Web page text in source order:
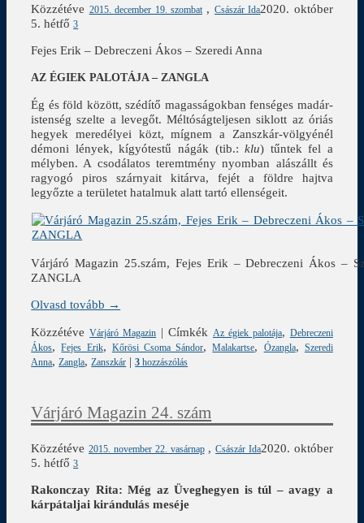
Közzétéve 2015. december 19. szombat , Császár Ida2020. október
5. hétfő 3
Fejes Erik – Debreczeni Ákos – Szeredi Anna
AZ ÉGIEK PALOTÁJA – ZANGLA
Ég és föld között, szédítő magasságokban fenséges madár-
istenség szelte a levegőt. Méltóságteljesen siklott az óriás
hegyek meredélyei közt, mígnem a Zanszkár-völgyénél
démoni lények, kígyótestű nágák (tib.:klu) tűntek fel a
mélyben. A csodálatos teremtmény nyomban alászállt és
ragyogó piros szárnyait kitárva, fejét a földre hajtva
legyőzte a területet hatalmuk alatt tartó ellenségeit.
Várjáró Magazin 25.szám, Fejes Erik – Debreczeni Ákos –
ZANGLA
Olvasd tovább →
Közzétéve Várjáró Magazin |Címkék Az égiek palotája, Debreczeni
Ákos,Fejes Erik, Kőrösi Csoma Sándor,Malakartse, Ózangla,
Szeredi
Anna, Zangla, Zanszkár |3 hozzászólás
Várjáró Magazin 24. szám
Közzétéve2015. november 22. vasárnap ,Császár Ida2020. október
5. hétfő 3
Rakonczay Rita: Még az Üveghegyen is túl – avagy a
kárpátaljai kirándulás meséje